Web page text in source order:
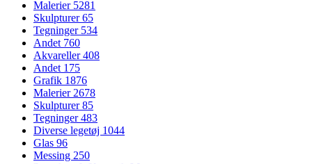
Malerier 5281
Skulpturer65
Tegninger 534
Andet 760
Akvareller408
Andet 175
Grafik 1876
Malerier 2678
Skulpturer85
Tegninger483
Diverse legetøj 1044
Glas 96
Messing 250